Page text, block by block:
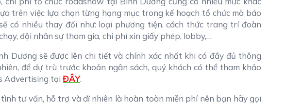
trên việc lựa chọn từng hạng mục trong kế hoạch tổ chức mà báo
có nhiều thay đổi như: loại phương tiện, cách thức trang trí đoàn
đội nhân sự tham gia, chi phí xin giấy phép, lobby,…
Dương sẽ được lên chi tiết và chính xác nhất khi có đầy đủ thông
để dự trù trước khoản ngân sách, quý khách có thể tham khảo
Advertising tại ĐÂY.
tư vấn, hỗ trợ và dĩ nhiên là hoàn toàn miễn phí nên bạn hãy gọi